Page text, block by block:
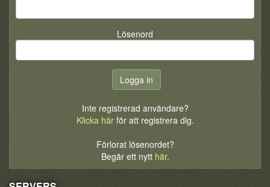
Lösenord
Inte registrerad användare?
Klicka härför att registrera dig.
Förlorat lösenordet?
Begär ett nytt här.